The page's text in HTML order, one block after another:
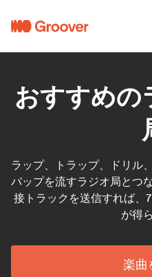
おすすめの
ラップ、トラップ、ドリル
バップを流すラジオ局とつ
接トラックを送信すれば、
が得
楽曲